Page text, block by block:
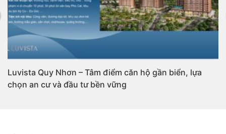
Luvista Quy Nhơn – Tâm điểm căn hộ gần biển, lựa
chọn an cư và đầu tư bền vững